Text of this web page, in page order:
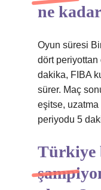
ne
Oyun süresi
dört periyottan
dakika, FIBA
sürer. Maç
eşitse, uzatma
periyodu 5
Türkiye